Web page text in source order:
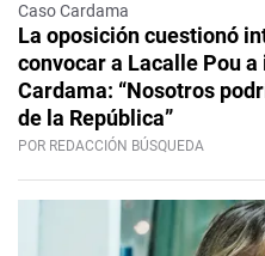
Caso Cardama
La oposición cuestionó
convocar a Lacalle Pou
Cardama: “Nosotros
de la República”
POR REDACCIÓN BÚSQUEDA